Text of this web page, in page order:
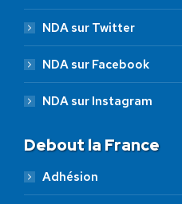
NDA sur Twitter
NDA sur Facebook
NDA sur Instagram
Debout la France
Adhésion